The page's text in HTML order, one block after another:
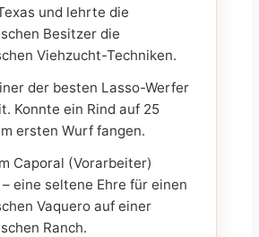
und lehrte die
Besitzer die
Viehzucht-Techniken.
der besten Lasso-Werfer
Konnte ein Rind auf 25
ersten Wurf fangen.
Caporal (Vorarbeiter)
eine seltene Ehre für einen
Vaquero auf einer
Ranch.